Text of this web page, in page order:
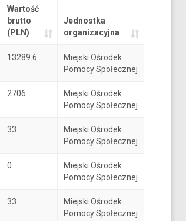
Wartość
brutto
(PLN)
Jednostka
organizacyjna
13289.6
Miejski Ośrodek
Pomocy Społecznej
2706
Miejski Ośrodek
Pomocy Społecznej
33
Miejski Ośrodek
Pomocy Społecznej
0
Miejski Ośrodek
Pomocy Społecznej
33
Miejski Ośrodek
Pomocy Społecznej